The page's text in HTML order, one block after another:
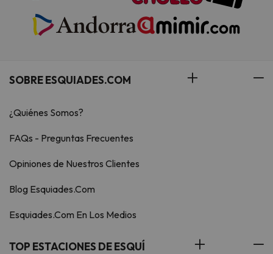
SOBRE ESQUIADES.COM
¿Quiénes Somos?
FAQs - Preguntas Frecuentes
Opiniones de Nuestros Clientes
Blog Esquiades.Com
Esquiades.Com En Los Medios
TOP ESTACIONES DE ESQUÍ